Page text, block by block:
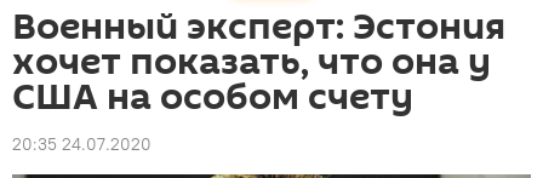
Военный эксперт: Эстония
хочет показать, что она у
США на особом счету
20:35 24.07.2020